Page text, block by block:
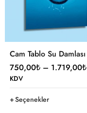
Cam Tablo Su Damlası
750,00₺ – 1.719,00₺
KDV
Seçenekler